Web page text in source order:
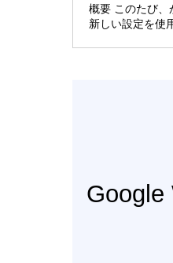
概要 このたび、
新しい設定を使
Google